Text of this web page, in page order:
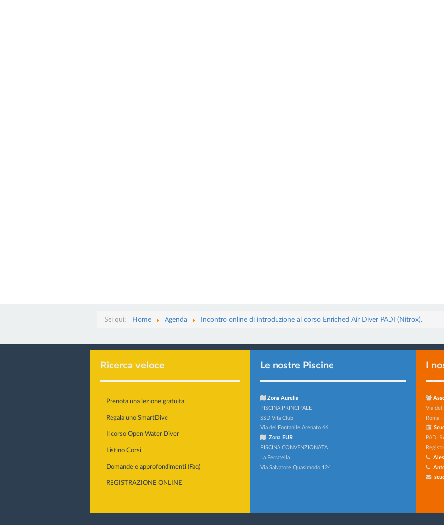
Sei qui: Home Agenda Incontro online di introduzione al corso Enriched Air Diver PADI (Nitrox).
Ricerca veloce
Prenota una lezione gratuita
Regala uno SmartDive
Il corso Open Water Diver
Listino Corsi
Domande e approfondimenti (Faq)
REGISTRAZIONE ONLINE
Le nostre Piscine
Zona Aurelia
PISCINA PRINCIPALE
SSD Vita Club
Via del Fontanile Arenato 66
Zona EUR
PISCINA CONVENZIONATA
La Ferratella
Via Salvatore Quasimodo 124
I
Via del
Roma
PADI